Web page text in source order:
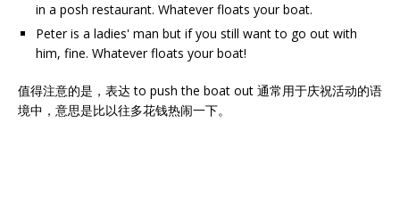
in a posh restaurant. Whatever floats your boat.
Peter is a ladies' man but if you still want to go out with
him, fine. Whatever floats your boat!
值得注意的是，表达 to push the boat out 通常用于庆祝活动的语
境中，意思是比以往多花钱热闹一下。